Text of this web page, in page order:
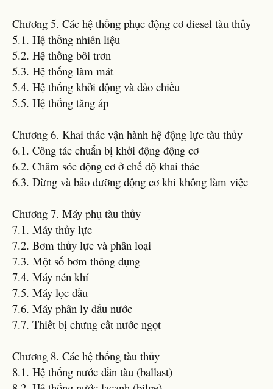
Chương 5. Các hệ thống phục động cơ diesel tàu thủy
5.1. Hệ thống nhiên liệu
5.2. Hệ thống bôi trơn
5.3. Hệ thống làm mát
5.4. Hệ thống khởi động và đảo chiều
5.5. Hệ thống tăng áp
Chương 6. Khai thác vận hành hệ động lực tàu thủy
6.1. Công tác chuẩn bị khởi động động cơ
6.2. Chăm sóc động cơ ở chế độ khai thác
6.3. Dừng và bảo dưỡng động cơ khi không làm việc
Chương 7. Máy phụ tàu thủy
7.1. Máy thủy lực
7.2. Bơm thủy lực và phân loại
7.3. Một số bơm thông dụng
7.4. Máy nén khí
7.5. Máy lọc dầu
7.6. Máy phân ly dầu nước
7.7. Thiết bị chưng cất nước ngọt
Chương 8. Các hệ thống tàu thủy
8.1. Hệ thống nước dằn tàu (ballast)